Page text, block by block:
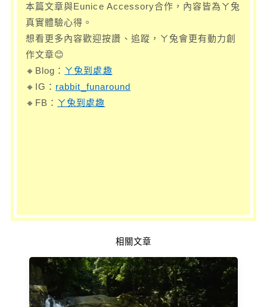
本篇文章與Eunice Accessory合作，內容皆為ㄚ兔
真實體驗心得。
想看更多內容歡迎按讚、追蹤，ㄚ兔會更有動力創
作文章😊
🔸Blog： ㄚ兔到處趣
🔸IG： rabbit_funaround
🔸FB： ㄚ兔到處趣
相關文章